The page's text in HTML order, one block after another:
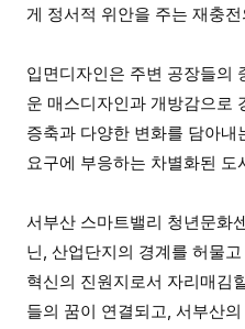
게 정서적 위안을 주는 재충
입면디자인은 주변 공장들의
운 매스디자인과 개방감으로
증축과 다양한 변화를 담아
요구에 부응하는 차별화된
서부산 스마트밸리 청년문화
닌, 산업단지의 경계를 허물
혁신의 진원지로서 자리매김
들의 꿈이 연결되고, 서부산